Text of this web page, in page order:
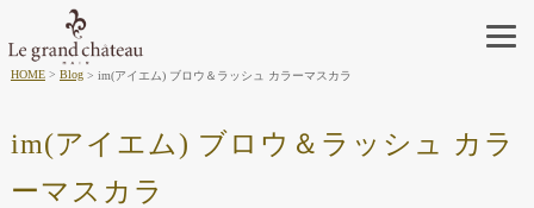
HOME Blog im(アイエム) ブロウ＆ラッシュ カラーマスカラ
im(アイエム) ブロウ＆ラッシュ カラ
ーマスカラ